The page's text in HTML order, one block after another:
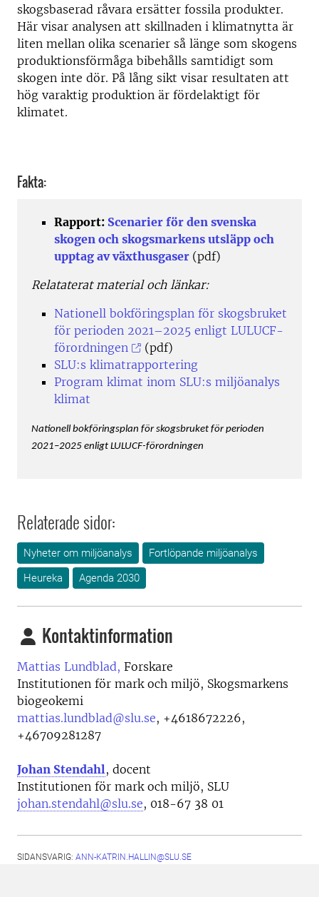
skogsbaserad råvara ersätter fossila produkter.
Här visar analysen att skillnaden i klimatnytta är
liten mellan olika scenarier så länge som skogens
produktionsförmåga bibehålls samtidigt som
skogen inte dör. På lång sikt visar resultaten att
hög varaktig produktion är fördelaktigt för
klimatet.
Fakta:
Rapport: Scenarier för den svenska
skogen och skogsmarkens utsläpp och
upptag av växthusgaser (pdf)
Relataterat material och länkar:
Nationell bokföringsplan för skogsbruket
för perioden 2021–2025 enligt LULUCF-
förordningen
(pdf)
SLU:s klimatrapportering
Program klimat inom SLU:s miljöanalys
klimat
Nationell bokföringsplan för skogsbruket för perioden
2021–2025 enligt LULUCF-förordningen
Relaterade sidor:
Nyheter om miljöanalys
Fortlöpande miljöanalys
Heureka
Agenda 2030
Kontaktinformation
Mattias Lundblad, Forskare
Institutionen för mark och miljö, Skogsmarkens
biogeokemi
mattias.lundblad@slu.se, +4618672226,
+46709281287
Johan Stendahl, docent
Institutionen för mark och miljö, SLU
johan.stendahl@slu.se, 018-67 38 01
SIDANSVARIG: ANN-KATRIN.HALLIN@SLU.SE